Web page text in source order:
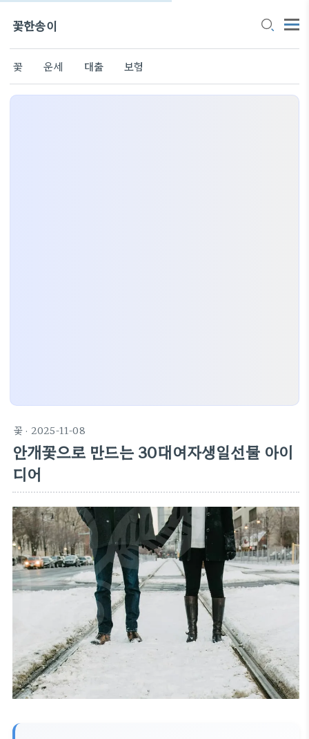
꽃한송이
꽃 운세 대출 보험
꽃 · 2025-11-08
안개꽃으로 만드는 30대여자생일선물 아이
디어